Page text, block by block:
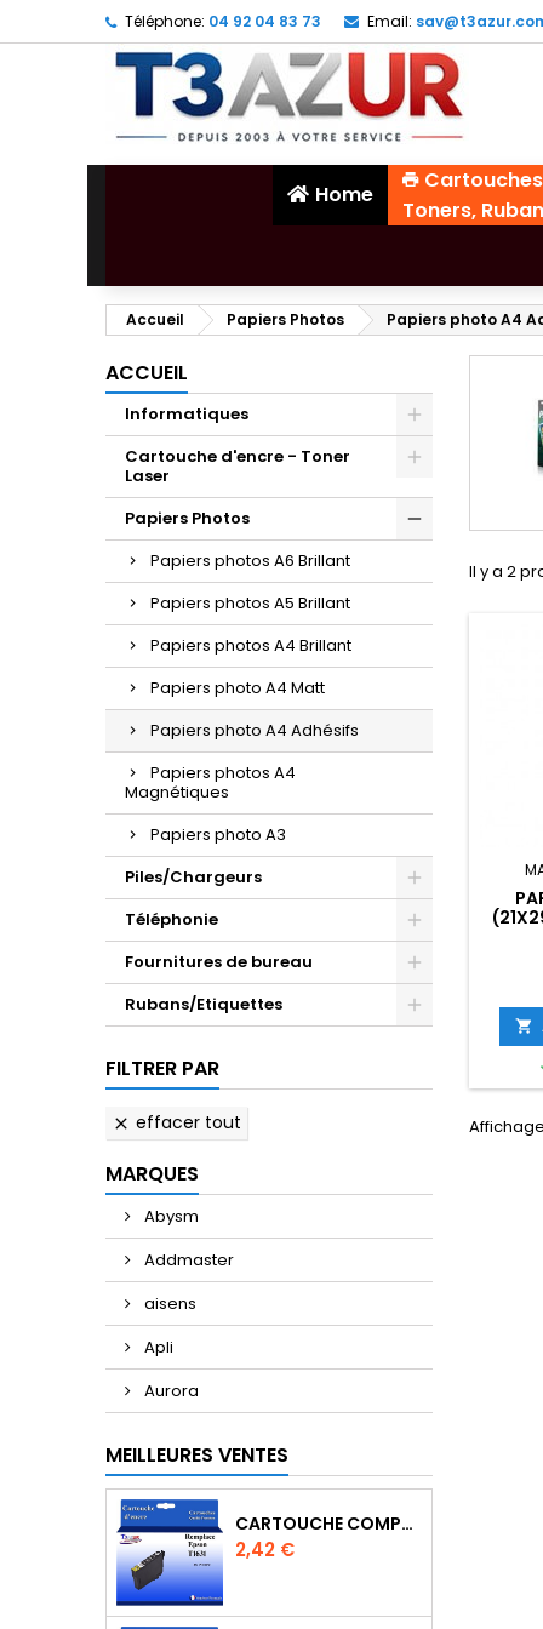
Téléphone: 04 92 04 83 73 Email:
Home
Toners,
Accueil Papiers Photos Papiers photo A4
ACCUEIL
Informatiques
Cartouche d'encre - Toner
Laser
Papiers Photos
Papiers photos A6 Brillant
Papiers photos A5 Brillant
Papiers photos A4 Brillant
Papiers photo A4 Matt
Papiers photo A4 Adhésifs
Papiers photos A4
Magnétiques
Papiers photo A3
Piles/Chargeurs
Téléphonie
Fournitures de bureau
Rubans/Etiquettes
FILTRER PAR
 effacer tout
MARQUES
Abysm
Addmaster
aisens
Apli
Aurora
MEILLEURES VENTES
CARTOUCHE COMPATIBLE EPSON T1631/T1621/T1681 (16XL) - NOIRE
Prix
2,42 €
Il y a 2
